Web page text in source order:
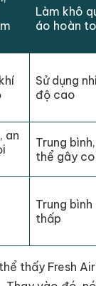
Làm khô
áo hoàn
Sử dụng
độ cao
an
Trung
thể gây
Trung bình
thấp
thấy Fresh